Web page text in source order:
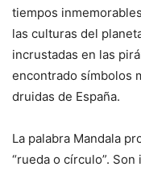
tiempos
las culturas del
incrustadas en las
encontrado símbolos
druidas de España.
La palabra Mandala
“rueda o círculo”.